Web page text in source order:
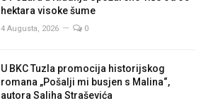
hektara visoke šume
4 Augusta, 2026 0
U BKC Tuzla promocija historijskog
romana „Pošalji mi busjen s Malina“,
autora Saliha Straševića